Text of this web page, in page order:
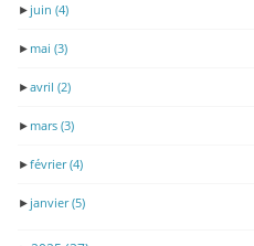
► juin (4)
► mai (3)
►avril (2)
► mars (3)
►février(4)
► janvier(5)